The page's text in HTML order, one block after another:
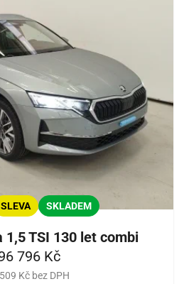
SLEVA SKLADEM
1,5 TSI 130 let combi
796 Kč
Kč bez DPH